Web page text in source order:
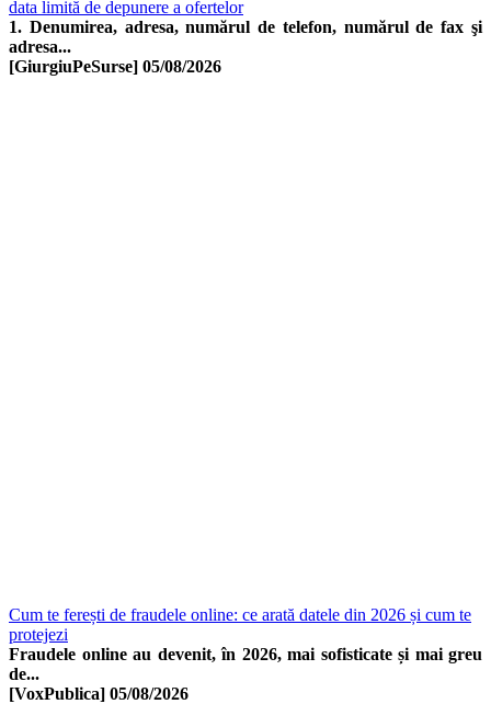
data limită de depunere a ofertelor
1. Denumirea, adresa, numărul de telefon, numărul de fax şi
adresa...
[GiurgiuPeSurse] 05/08/2026
Cum te ferești de fraudele online: ce arată datele din 2026 și cum te
protejezi
Fraudele online au devenit, în 2026, mai sofisticate și mai greu
de...
[VoxPublica] 05/08/2026